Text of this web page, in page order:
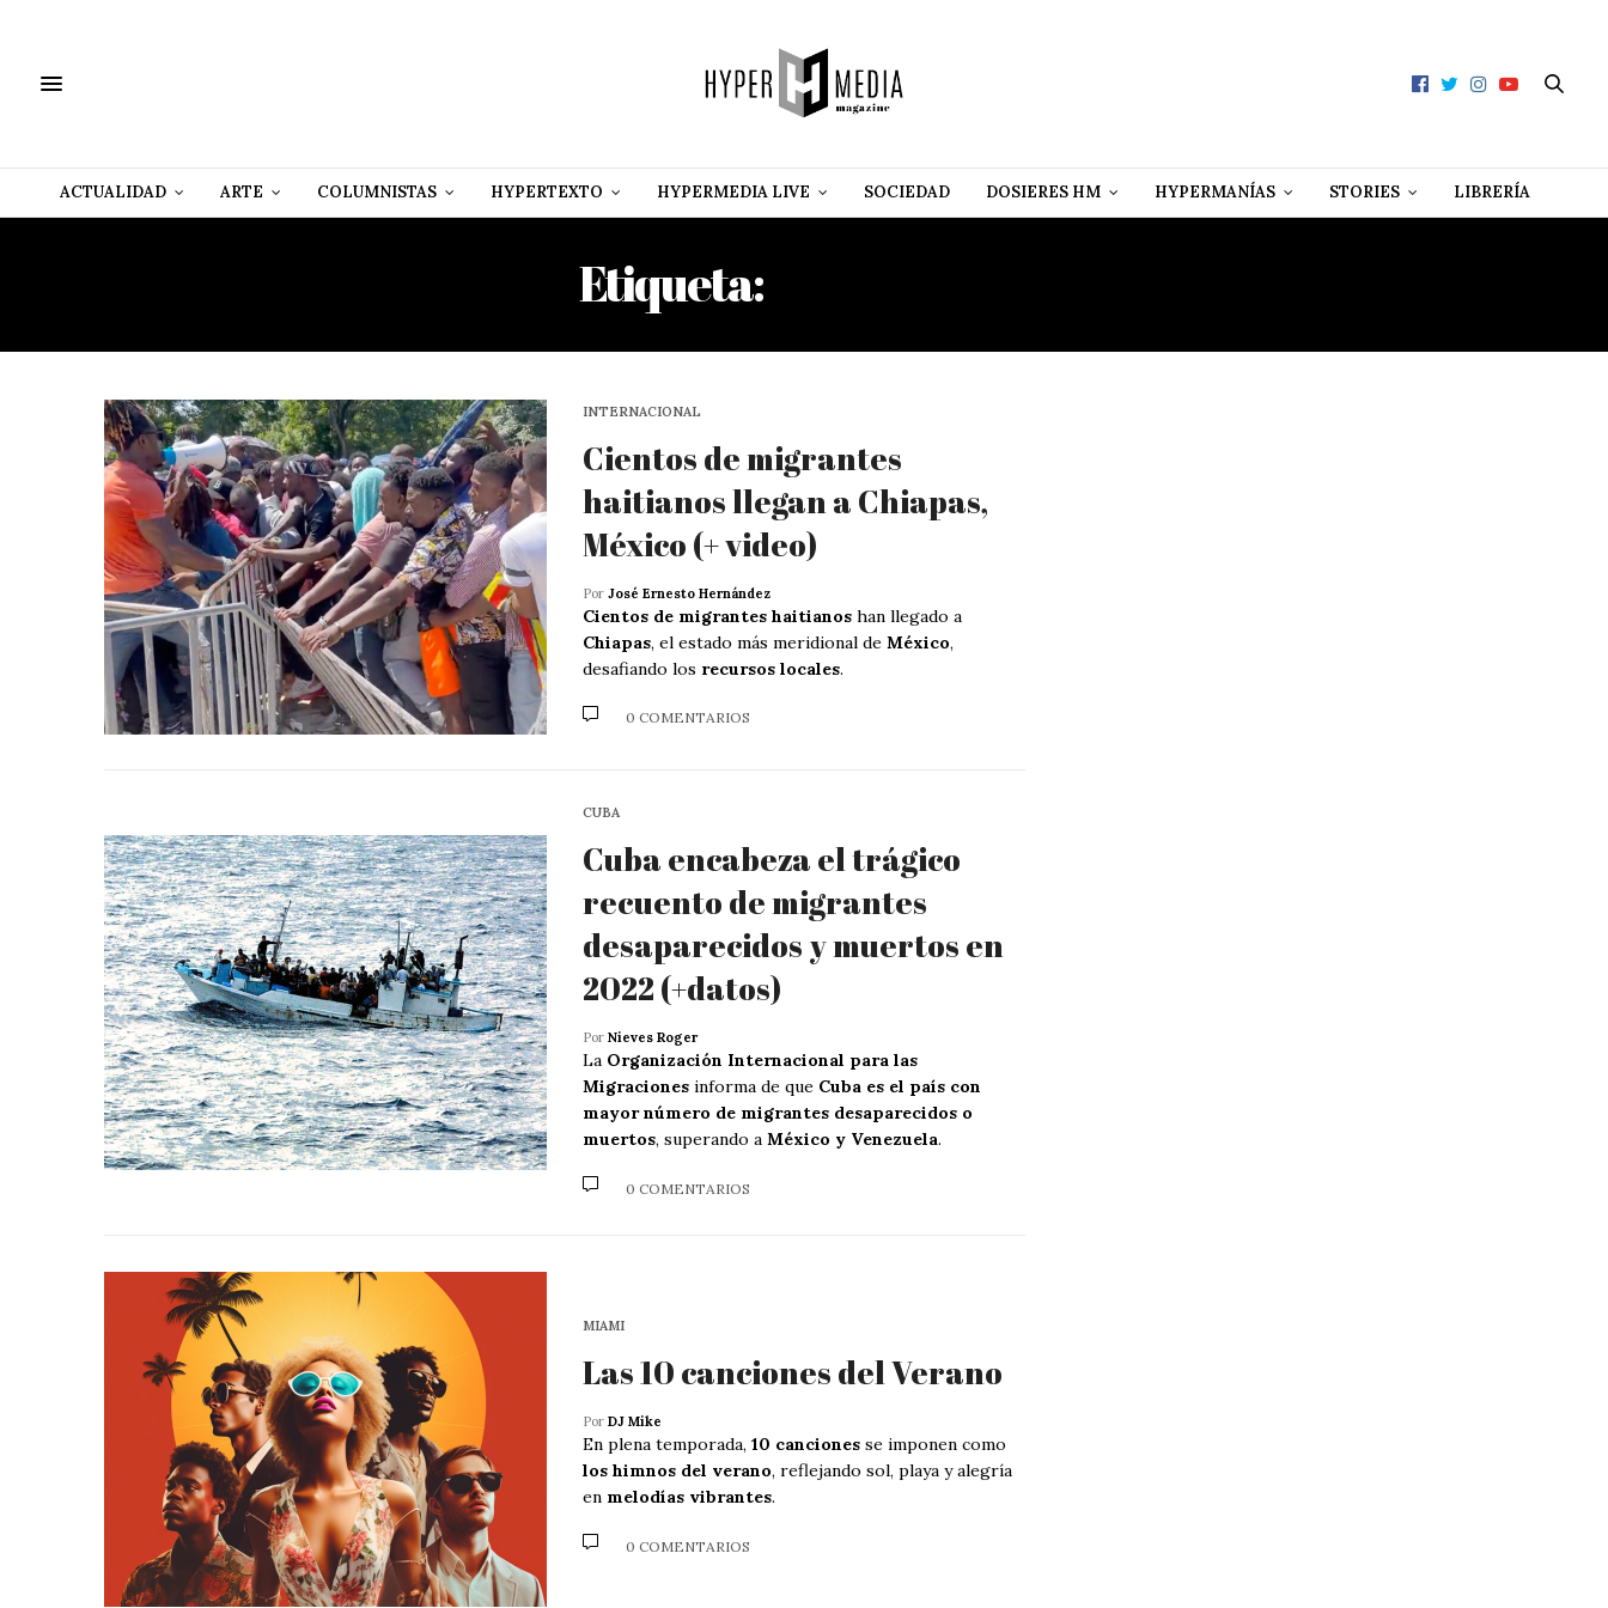
ACTUALIDAD ARTE COLUMNISTAS HYPERTEXTO HYPERMEDIA LIVE SOCIEDAD DOSIERES HM HYPERMANÍAS STORIES LIBRERÍA
Etiqueta:
INTERNACIONAL
Cientos de migrantes
haitianos llegan a Chiapas,
México (+ video)
Por José Ernesto Hernández
Cientos de migrantes haitianos han llegado a
Chiapas, el estado más meridional de México,
desafiando los recursos locales.
0 COMENTARIOS
CUBA
Cuba encabeza el trágico
recuento de migrantes
desaparecidos y muertos en
2022 (+datos)
Por Nieves Roger
La Organización Internacional para las
Migraciones informa de que Cuba es el país con
mayor número de migrantes desaparecidos o
muertos, superando a México y Venezuela.
0 COMENTARIOS
MIAMI
Las 10 canciones del Verano
Por DJ Mike
En plena temporada, 10 canciones se imponen como
los himnos del verano, reflejando sol, playa y alegría
en melodías vibrantes.
0 COMENTARIOS